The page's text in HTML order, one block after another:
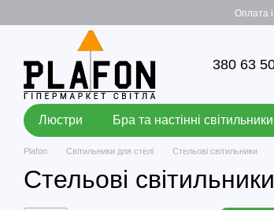
Оплата
380 63
Люстри Бра та настінні світильники
Plafon Світильники для стелі Стельові світильники
Стельові